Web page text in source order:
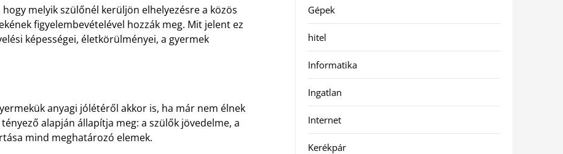
melyik szülőnél kerüljön elhelyezésre a közös
figyelembevételével hozzák meg. Mit jelent ez
képességei, életkörülményei, a gyermek
anyagi jólétéről akkor is, ha már nem élnek
alapján állapítja meg: a szülők jövedelme, a
mind meghatározó elemek.
Gépek
hitel
Informatika
Ingatlan
Internet
Kerékpár